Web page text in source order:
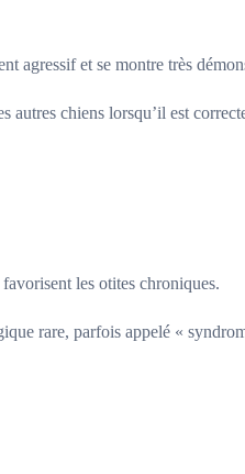
agressif et se montre très
chiens lorsqu’il est
les otites chroniques.
rare, parfois appelé «